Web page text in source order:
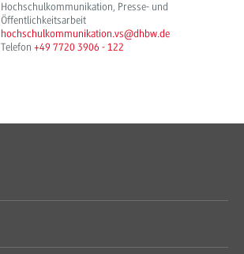
Hochschulkommunikation, Presse- und
Öffentlichkeitsarbeit
hochschulkommunikation.vs@dhbw.de
Telefon+49 7720 3906 - 122